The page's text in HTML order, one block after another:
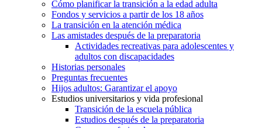
Cómo planificar la transición a la edad adulta
Fondos y servicios a partir de los 18 años
La transición en la atención médica
Las amistades después de la preparatoria
Actividades recreativas para adolescentes y
adultos con discapacidades
Historias personales
Preguntas frecuentes
Hijos adultos: Garantizar el apoyo
Estudios universitarios y vida profesional
Transición de la escuela pública
Estudios después de la preparatoria